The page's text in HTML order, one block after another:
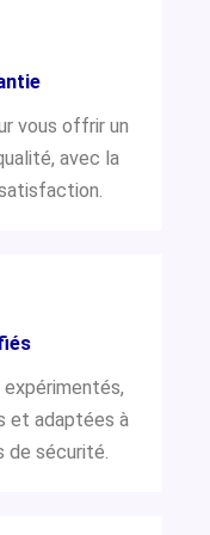
vous offrir un
avec la
et adaptées à
sécurité.